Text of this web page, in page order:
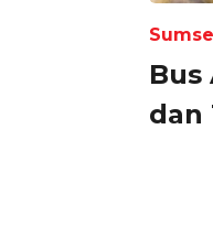
Bus
dan